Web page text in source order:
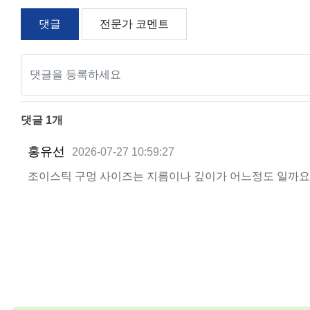
댓글 전문가 코멘트
댓글 1개
홍유선 2026-07-27 10:59:27
조이스틱 구멍 사이즈는 지름이나 깊이가 어느정도 일까